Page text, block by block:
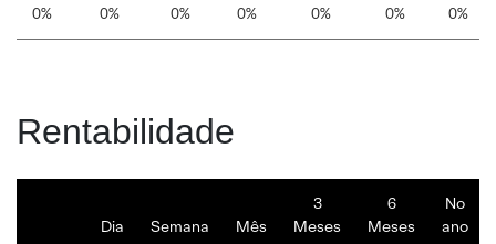
0% 0% 0% 0% 0% 0% 0%
Rentabilidade
Dia Semana Mês
3
Meses
6
Meses
No
ano